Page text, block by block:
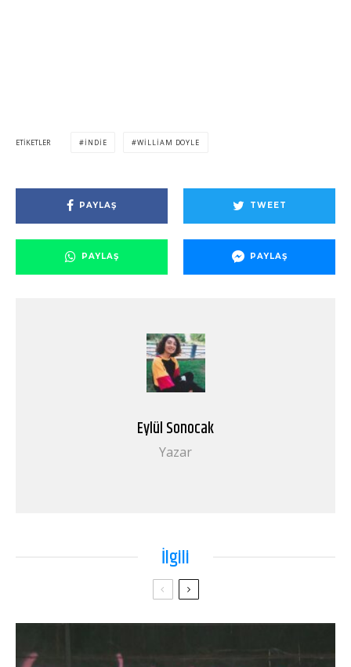
ETIKETLER INDIE WILLIAM DOYLE
PAYLAŞ TWEET
PAYLAŞ PAYLAŞ
Eylül Sonocak
Yazar
İlgili